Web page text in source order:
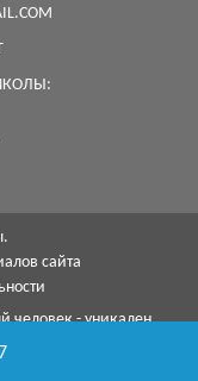
сайта
человек - уникален,